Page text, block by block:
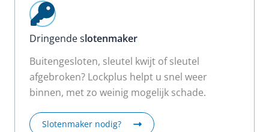
Dringende slotenmaker
Buitengesloten, sleutel kwijt of sleutel
afgebroken? Lockplus helpt u snel weer
binnen, met zo weinig mogelijk schade.
Slotenmaker nodig?